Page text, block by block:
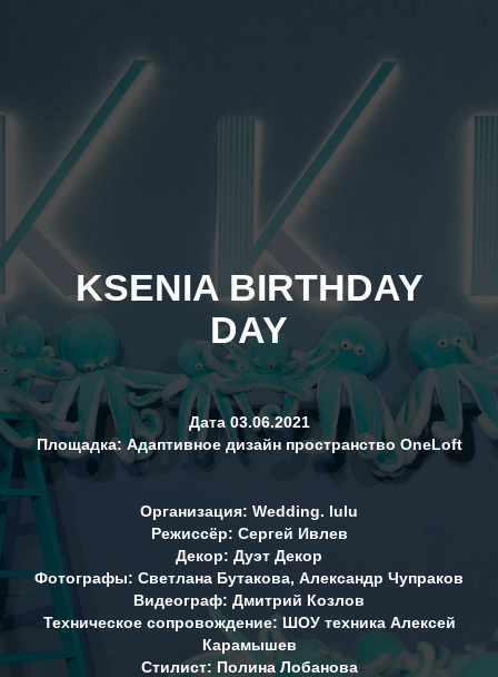
KSENIA BIRTHDAY
DAY
Дата 03.06.2021
Площадка: Адаптивное дизайн пространство OneLoft
Организация: Wedding. lulu
Режиссёр: Сергей Ивлев
Декор: Дуэт Декор
Фотографы: Светлана Бутакова, Александр Чупраков
Видеограф: Дмитрий Козлов
Техническое сопровождение: ШОУ техника Алексей
Карамышев
Стилист: Полина Лобанова